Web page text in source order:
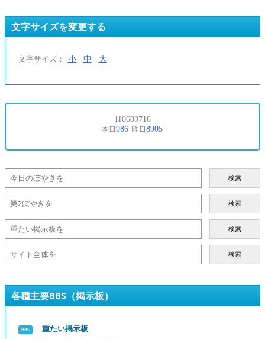
文字サイズを変更する
文字サイズ： 小 中 大
検索
検索
検索
検索
各種主要BBS（掲示板）
重たい掲示板